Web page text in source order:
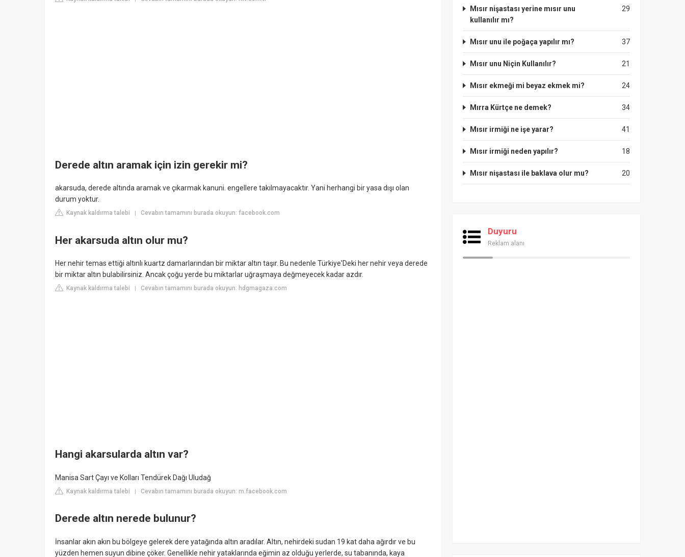
Derede altın aramak için izin gerekir mi?
akarsuda, derede altında aramak ve çıkarmak kanuni. engellere takılmayacaktır. Yani herhangi bir yasa dışı olan
durum yoktur.
Kaynak kaldırma talebi Cevabın tamamını burada okuyun: facebook.com
Her akarsuda altın olur mu?
Her nehir temas ettiği altınlı kuartz damarlarından bir miktar altın taşır. Bu nedenle Türkiye'Deki her nehir veya derede
bir miktar altın bulabilirsiniz. Ancak çoğu yerde bu miktarlar uğraşmaya değmeyecek kadar azdır.
Kaynak kaldırma talebi Cevabın tamamını burada okuyun: hdgmagaza.com
Hangi akarsularda altın var?
Manisa Sart Çayı ve Kolları Tendürek Dağı Uludağ
Kaynak kaldırma talebi | Cevabın tamamını burada okuyun: m.facebook.com
Derede altın nerede bulunur?
İnsanlar akın akın bu bölgeye gelerek dere yatağında altın aradılar. Altın, nehirdeki sudan 19 kat daha ağırdır ve bu
yüzden hemen suyun dibine çöker. Genellikle nehir yataklarında eğimin az olduğu yerlerde, su tabanında, kaya
29
Mısır nişastası yerine mısır unu
kullanılır mı?
37
Mısır unu ile poğaça yapılır mı?
21
Mısır unu Niçin Kullanılır?
24
Mısır ekmeği mi beyaz ekmek mi?
34
Mırra Kürtçe ne demek?
41
Mısır irmiği ne işe yarar?
18
Mısır irmiği neden yapılır?
20
Mısır nişastası ile baklava olur mu?
Duyuru
Reklam alanı